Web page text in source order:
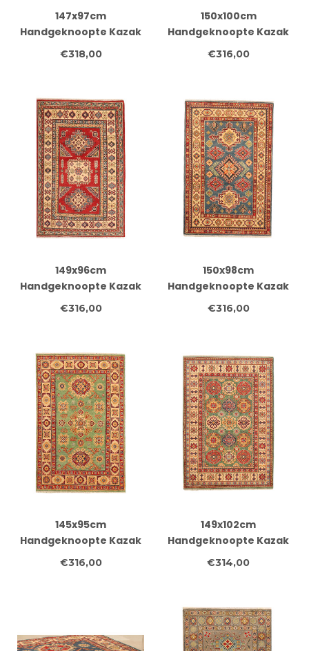
147x97cm
Handgeknoopte Kazak
Afghan Tapijt – Wol &
Ambachtelijk
€318,00
150x100cm
Handgeknoopte Kazak
Afghan Tapijt – Wol &
Ambachtelijk
€316,00
149x96cm
Handgeknoopte Kazak
Afghan Tapijt – Wol &
€316,00
150x98cm
Handgeknoopte Kazak
Afghan Tapijt – Wol &
€316,00
145x95cm
Handgeknoopte Kazak
Afghan Tapijt – Wol &
€316,00
149x102cm
Handgeknoopte Kazak
Afghan Tapijt – Wol &
€314,00